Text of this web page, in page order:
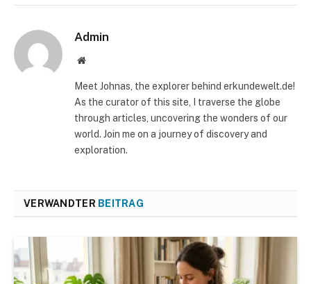
Admin
Website
Meet Johnas, the explorer behind erkundewelt.de!
As the curator of this site, I traverse the globe
through articles, uncovering the wonders of our
world. Join me on a journey of discovery and
exploration.
VERWANDTER BEITRAG